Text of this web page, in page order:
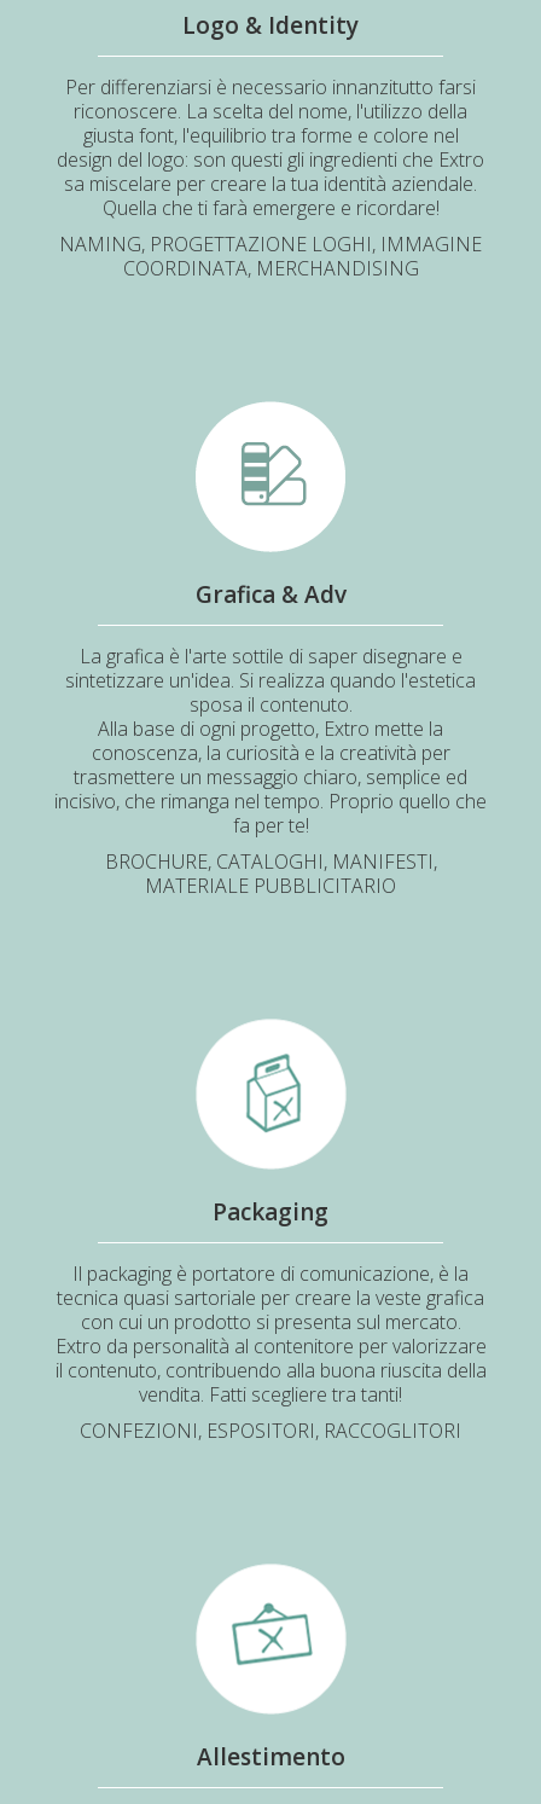
Logo & Identity
Per differenziarsi è necessario innanzitutto farsi
riconoscere. La scelta del nome, l'utilizzo della
giusta font, l'equilibrio tra forme e colore nel
design del logo: son questi gli ingredienti che Extro
sa miscelare per creare la tua identità aziendale.
Quella che ti farà emergere e ricordare!
NAMING, PROGETTAZIONE LOGHI, IMMAGINE
COORDINATA, MERCHANDISING
Grafica & Adv
La grafica è l'arte sottile di saper disegnare e
sintetizzare un'idea. Si realizza quando l'estetica
sposa il contenuto.
Alla base di ogni progetto, Extro mette la
conoscenza, la curiosità e la creatività per
trasmettere un messaggio chiaro, semplice ed
incisivo, che rimanga nel tempo. Proprio quello che
fa per te!
BROCHURE, CATALOGHI, MANIFESTI,
MATERIALE PUBBLICITARIO
Packaging
Il packaging è portatore di comunicazione, è la
tecnica quasi sartoriale per creare la veste grafica
con cui un prodotto si presenta sul mercato.
Extro da personalità al contenitore per valorizzare
il contenuto, contribuendo alla buona riuscita della
vendita. Fatti scegliere tra tanti!
CONFEZIONI, ESPOSITORI, RACCOGLITORI
Allestimento